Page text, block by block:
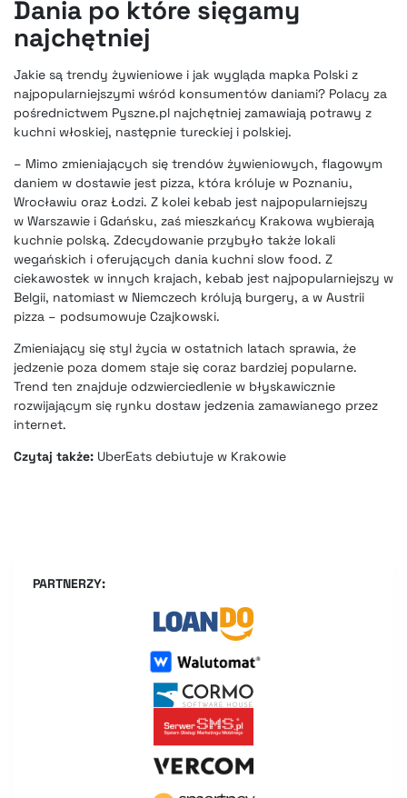
Dania po które sięgamy
najchętniej
Jakie są trendy żywieniowe i jak wygląda mapka Polski z
najpopularniejszymi wśród konsumentów daniami? Polacy za
pośrednictwem Pyszne.pl najchętniej zamawiają potrawy z
kuchni włoskiej, następnie tureckiej i polskiej.
– Mimo zmieniających się trendów żywieniowych, flagowym
daniem w dostawie jest pizza, która króluje w Poznaniu,
Wrocławiu oraz Łodzi. Z kolei kebab jest najpopularniejszy
w Warszawie i Gdańsku, zaś mieszkańcy Krakowa wybierają
kuchnie polską. Zdecydowanie przybyło także lokali
wegańskich i oferujących dania kuchni slow food. Z
ciekawostek w innych krajach, kebab jest najpopularniejszy w
Belgii, natomiast w Niemczech królują burgery, a w Austrii
pizza – podsumowuje Czajkowski.
Zmieniający się styl życia w ostatnich latach sprawia, że
jedzenie poza domem staje się coraz bardziej popularne.
Trend ten znajduje odzwierciedlenie w błyskawicznie
rozwijającym się rynku dostaw jedzenia zamawianego przez
internet.
Czytaj także: UberEats debiutuje w Krakowie
PARTNERZY: